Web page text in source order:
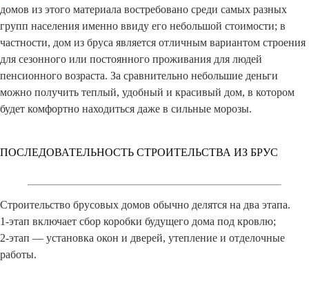
домов из этого материала востребовано среди самых разных
групп населения именно ввиду его небольшой стоимости; в
частности, дом из бруса является отличным вариантом строения
для сезонного или постоянного проживания для людей
пенсионного возраста. За сравнительно небольшие деньги
можно получить теплый, удобный и красивый дом, в котором
будет комфортно находиться даже в сильные морозы.
ПОСЛЕДОВАТЕЛЬНОСТЬ СТРОИТЕЛЬСТВА ИЗ БРУС
Строительство брусовых домов обычно делятся на два этапа.
1-этап включает сбор коробки будущего дома под кровлю;
2-этап — установка окон и дверей, утепление и отделочные
работы.